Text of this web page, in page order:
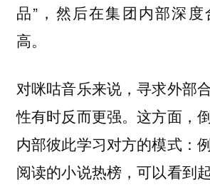
品”，然后在集团内部深
高。
对咪咕音乐来说，寻求外部
性有时反而更强。这方面，
内部彼此学习对方的模式：
阅读的小说热榜，可以看到